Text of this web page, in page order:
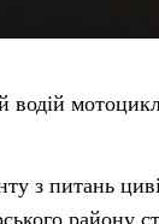
з питань